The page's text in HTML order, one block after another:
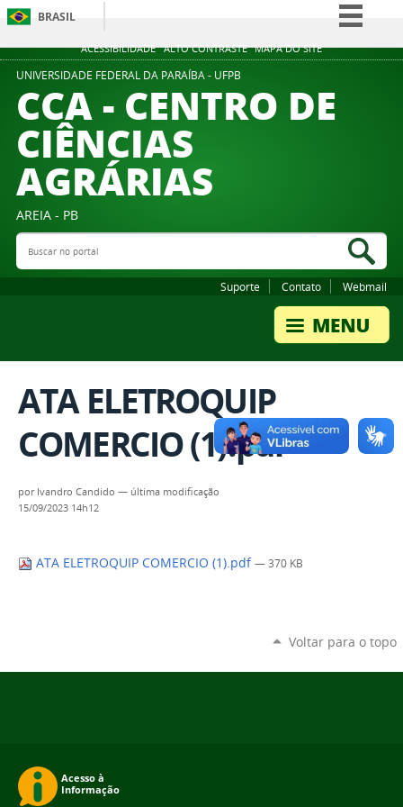
ACESSIBILIDADE ALTO CONTRASTE MAPA DO SITE
BRASIL
Simplifique!
Participe
UNIVERSIDADE FEDERAL DA PARAÍBA - UFPB
CCA - CENTRO DE
CIÊNCIAS
AGRÁRIAS
AREIA - PB
Buscar no portal
Suporte Contato Webmail
ATA ELETROQUIP
COMERCIO (1).pdf
por Ivandro Candido — última modificação
15/09/2023 14h12
ATA ELETROQUIP COMERCIO (1).pdf — 370 KB
Voltar para o topo